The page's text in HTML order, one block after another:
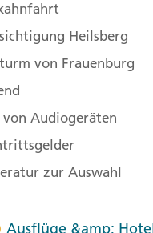
Heilsberg
von Frauenburg
von Audiogeräten
zur Auswahl
Ausflüge &amp;